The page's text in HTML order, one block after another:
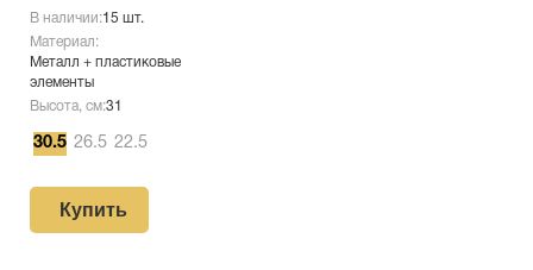
В наличии:15 шт.
Материал:
Металл + пластиковые
элементы
Высота, см:31
30.5 26.5 22.5
Купить